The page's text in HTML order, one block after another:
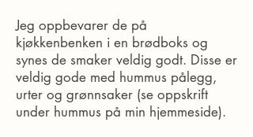
Jeg oppbevarer de på
kjøkkenbenken i en brødboks og
synes de smaker veldig godt. Disse er
veldig gode med hummus pålegg,
urter og grønnsaker (se oppskrift
under hummus på min hjemmeside).